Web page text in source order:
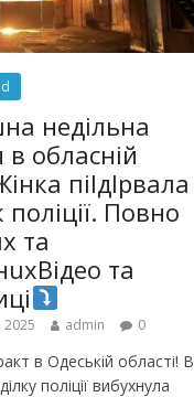
недільна
в обласній
піlдlрвала
поліції. Повно
та
та
2025 admin 0
в Одеській області! В
поліції вибухнула